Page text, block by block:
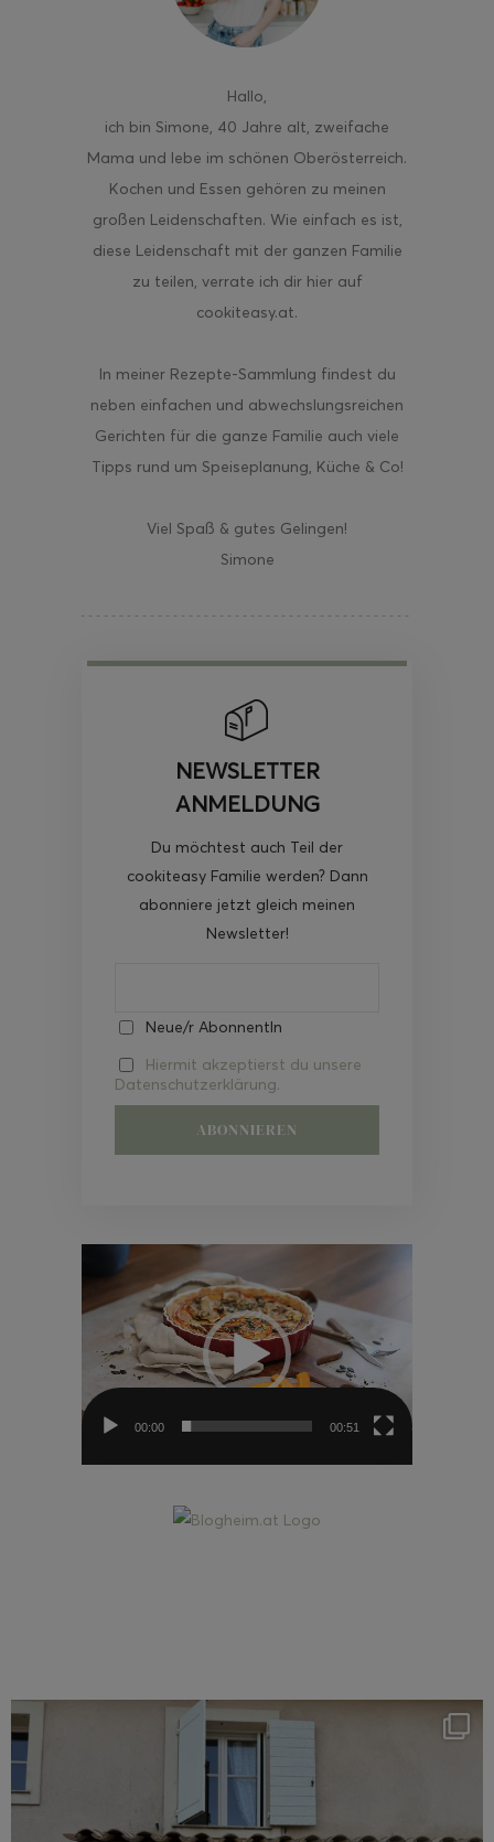
Hallo,
ich bin Simone, 40 Jahre alt, zweifache
Mama und lebe im schönen Oberösterreich.
Kochen und Essen gehören zu meinen
großen Leidenschaften. Wie einfach es ist,
diese Leidenschaft mit der ganzen Familie
zu teilen, verrate ich dir hier auf
cookiteasy.at.
In meiner Rezepte-Sammlung findest du
neben einfachen und abwechslungsreichen
Gerichten für die ganze Familie auch viele
Tipps rund um Speiseplanung, Küche & Co!
Viel Spaß & gutes Gelingen!
Simone
NEWSLETTER
ANMELDUNG
Du möchtest auch Teil der
cookiteasy Familie werden? Dann
abonniere jetzt gleich meinen
Newsletter!
Neue/r AbonnentIn
Hiermit akzeptierst du unsere
Datenschutzerklärung.
Video-
00:00 00:51